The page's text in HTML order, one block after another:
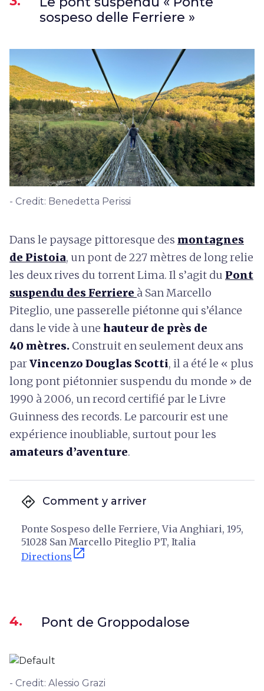
sospeso delle Ferriere »
- Credit: Benedetta Perissi
Dans le paysage pittoresque des montagnes
de Pistoia, un pont de 227 mètres de long relie
les deux rives du torrent Lima. Il s’agit du Pont
suspendu des Ferriere à San Marcello
Piteglio, une passerelle piétonne qui s’élance
dans le vide à une hauteur de près de
40 mètres. Construit en seulement deux ans
parVincenzo Douglas Scotti, il a été le « plus
long pont piétonnier suspendu du monde » de
1990 à 2006, un record certifié par le Livre
Guinness des records. Le parcourir est une
expérience inoubliable, surtout pour les
amateurs d’aventure.
directions Comment y arriver
Ponte Sospeso delle Ferriere, Via Anghiari, 195,
51028 San Marcello Piteglio PT, Italia
Directions open_in_new
4. Pont de Groppodalose
- Credit: Alessio Grazi